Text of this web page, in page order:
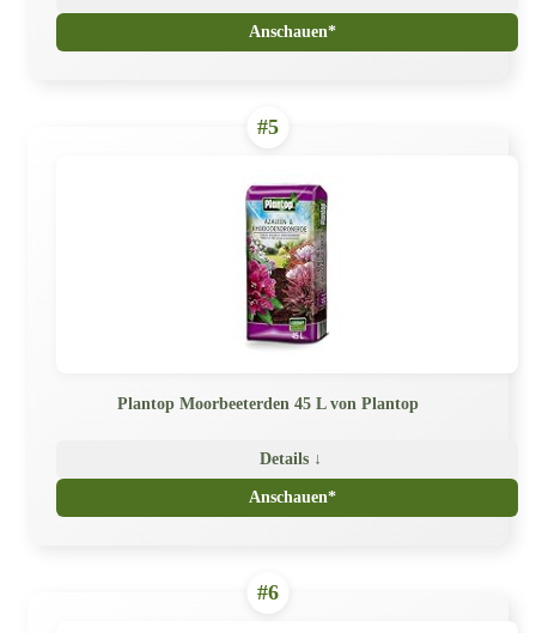
Anschauen*
#5
Plantop Moorbeeterden 45 L von Plantop
Details ↓
Anschauen*
#6